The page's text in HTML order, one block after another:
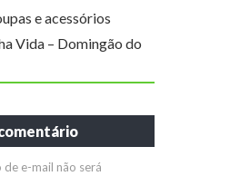
e acessórios
Vida – Domingão do
de e-mail não será